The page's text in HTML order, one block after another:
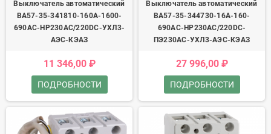
Выключатель автоматический
ВА57-35-341810-160А-1600-
690AC-НР230AC/220DC-УХЛ3-
АЭС-КЭАЗ
11 346,00 ₽
ПОДРОБНОСТИ
Выключатель автоматический
ВА57-35-344730-16А-160-
690AC-НР230AC/220DC-
ПЭ230AC-УХЛ3-АЭС-КЭАЗ
27 996,00 ₽
ПОДРОБНОСТИ